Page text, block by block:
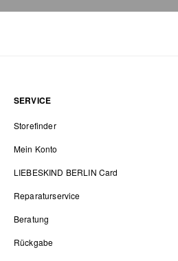
SERVICE
Storefinder
Mein Konto
LIEBESKIND BERLIN Card
Reparaturservice
Beratung
Rückgabe